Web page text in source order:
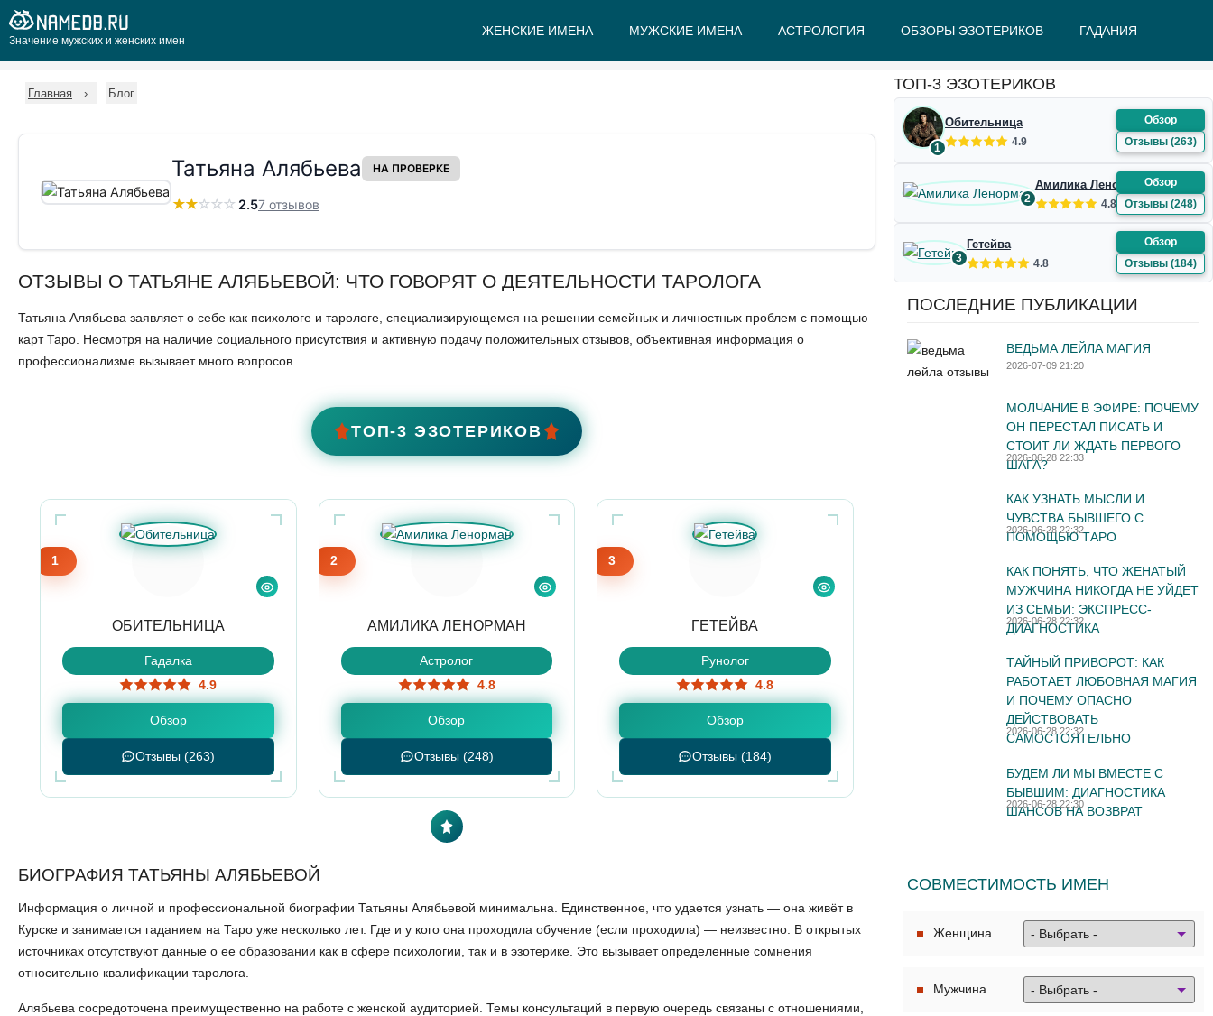
Значение мужских и женских имен
ЖЕНСКИЕ ИМЕНА МУЖСКИЕ ИМЕНА АСТРОЛОГИЯ ОБЗОРЫ ЭЗОТЕРИКОВ ГАДАНИЯ
Главная Блог
Татьяна Алябьева НА ПРОВЕРКЕ
★★☆☆☆ 2.57 отзывов
ОТЗЫВЫ О ТАТЬЯНЕ АЛЯБЬЕВОЙ: ЧТО ГОВОРЯТ О ДЕЯТЕЛЬНОСТИ ТАРОЛОГА
Татьяна Алябьева заявляет о себе как психологе и тарологе, специализирующемся на решении семейных и личностных проблем с помощью
карт Таро. Несмотря на наличие социального присутствия и активную подачу положительных отзывов, объективная информация о
профессионализме вызывает много вопросов.
ТОП-3 ЭЗОТЕРИКОВ
1
ОБИТЕЛЬНИЦА
Гадалка
4.9
Обзор
Отзывы (263)
2
АМИЛИКА ЛЕНОРМАН
Астролог
4.8
Обзор
Отзывы (248)
3
ГЕТЕЙВА
Рунолог
4.8
Обзор
Отзывы (184)
БИОГРАФИЯ ТАТЬЯНЫ АЛЯБЬЕВОЙ
Информация о личной и профессиональной биографии Татьяны Алябьевой минимальна. Единственное, что удается узнать — она живёт в
Курске и занимается гаданием на Таро уже несколько лет. Где и у кого она проходила обучение (если проходила) — неизвестно. В открытых
источниках отсутствуют данные о ее образовании как в сфере психологии, так и в эзотерике. Это вызывает определенные сомнения
относительно квалификации таролога.
Алябьева сосредоточена преимущественно на работе с женской аудиторией. Темы консультаций в первую очередь связаны с отношениями,
ТОП-3 ЭЗОТЕРИКОВ
1
Обительница
4.9
Обзор
Отзывы (263)
2
Амилика Ленорман
4.8
Обзор
Отзывы (248)
3
Гетейва
4.8
Обзор
Отзывы (184)
ПОСЛЕДНИЕ ПУБЛИКАЦИИ
ВЕДЬМА ЛЕЙЛА МАГИЯ
2026-07-09 21:20
МОЛЧАНИЕ В ЭФИРЕ: ПОЧЕМУ
ОН ПЕРЕСТАЛ ПИСАТЬ И
СТОИТ ЛИ ЖДАТЬ ПЕРВОГО
ШАГА?
2026-06-28 22:33
КАК УЗНАТЬ МЫСЛИ И
ЧУВСТВА БЫВШЕГО С
ПОМОЩЬЮ ТАРО
2026-06-28 22:32
КАК ПОНЯТЬ, ЧТО ЖЕНАТЫЙ
МУЖЧИНА НИКОГДА НЕ УЙДЕТ
ИЗ СЕМЬИ: ЭКСПРЕСС-
ДИАГНОСТИКА
2026-06-28 22:32
ТАЙНЫЙ ПРИВОРОТ: КАК
РАБОТАЕТ ЛЮБОВНАЯ МАГИЯ
И ПОЧЕМУ ОПАСНО
ДЕЙСТВОВАТЬ
САМОСТОЯТЕЛЬНО
2026-06-28 22:32
БУДЕМ ЛИ МЫ ВМЕСТЕ С
БЫВШИМ: ДИАГНОСТИКА
ШАНСОВ НА ВОЗВРАТ
2026-06-28 22:30
СОВМЕСТИМОСТЬ ИМЕН
Женщина
Мужчина